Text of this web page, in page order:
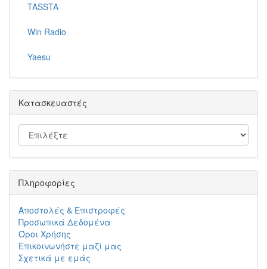
TASSTA
Win Radio
Yaesu
Κατασκευαστές
Πληροφορίες
Αποστολές & Επιστροφές
Προσωπικά Δεδομένα
Όροι Χρήσης
Επικοινωνήστε μαζί μας
Σχετικά με εμάς